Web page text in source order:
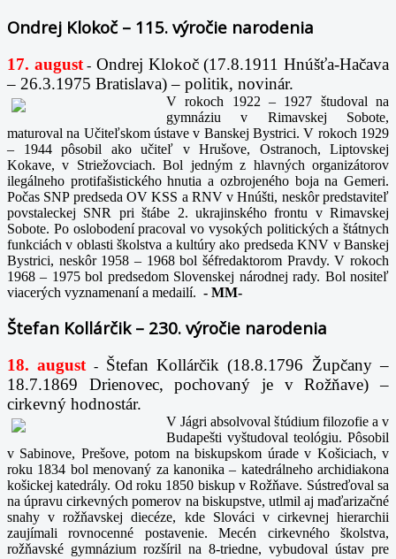
Ondrej Klokoč – 115. výročie narodenia
17. august- Ondrej Klokoč (17.8.1911 Hnúšťa-Hačava
– 26.3.1975 Bratislava) – politik, novinár.
V rokoch 1922 – 1927 študoval na
gymnáziu v Rimavskej Sobote,
maturoval na Učiteľskom ústave v Banskej Bystrici. V rokoch 1929
– 1944 pôsobil ako učiteľ v Hrušove, Ostranoch, Liptovskej
Kokave, v Striežovciach. Bol jedným z hlavných organizátorov
ilegálneho protifašistického hnutia a ozbrojeného boja na Gemeri.
Počas SNP predseda OV KSS a RNV v Hnúšti, neskôr predstaviteľ
povstaleckej SNR pri štábe 2. ukrajinského frontu v Rimavskej
Sobote. Po oslobodení pracoval vo vysokých politických a štátnych
funkciách v oblasti školstva a kultúry ako predseda KNV v Banskej
Bystrici, neskôr 1958 – 1968 bol šéfredaktorom Pravdy. V rokoch
1968 – 1975 bol predsedom Slovenskej národnej rady. Bol nositeľ
viacerých vyznamenaní a medailí. - MM-
Štefan Kollárčik – 230. výročie narodenia
18. august -
Štefan Kollárčik (18.8.1796 Župčany –
18.7.1869 Drienovec, pochovaný je v Rožňave) –
cirkevný hodnostár.
V Jágri absolvoval štúdium filozofie a v
Budapešti vyštudoval teológiu. Pôsobil
v Sabinove, Prešove, potom na biskupskom úrade v Košiciach, v
roku 1834 bol menovaný za kanonika – katedrálneho archidiakona
košickej katedrály. Od roku 1850 biskup v Rožňave. Sústreďoval sa
na úpravu cirkevných pomerov na biskupstve, utlmil aj maďarizačné
snahy v rožňavskej diecéze, kde Slováci v cirkevnej hierarchii
zaujímali rovnocenné postavenie. Mecén cirkevného školstva,
rožňavské gymnázium rozšíril na 8-triedne, vybudoval ústav pre